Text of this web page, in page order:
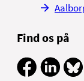
Find os på